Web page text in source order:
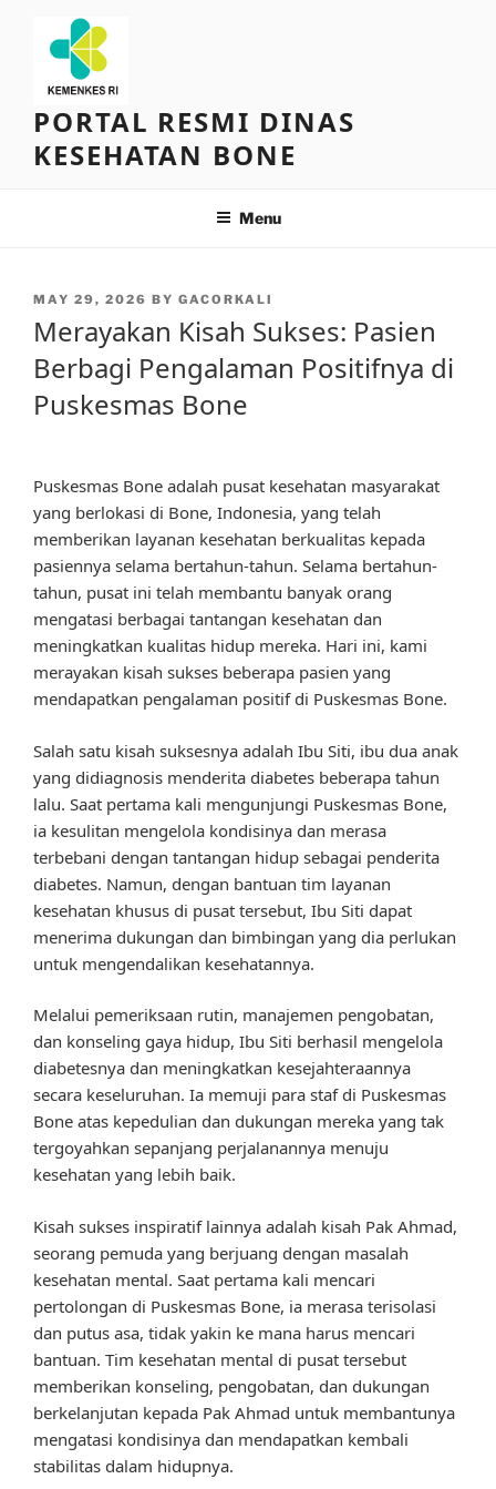
content
PORTAL RESMI DINAS
KESEHATAN BONE
Menu
POSTED
MAY 29, 2026 BY GACORKALI
Merayakan Kisah Sukses: Pasien
Berbagi Pengalaman Positifnya di
Puskesmas Bone
Puskesmas Bone adalah pusat kesehatan masyarakat
yang berlokasi di Bone, Indonesia, yang telah
memberikan layanan kesehatan berkualitas kepada
pasiennya selama bertahun-tahun. Selama bertahun-
tahun, pusat ini telah membantu banyak orang
mengatasi berbagai tantangan kesehatan dan
meningkatkan kualitas hidup mereka. Hari ini, kami
merayakan kisah sukses beberapa pasien yang
mendapatkan pengalaman positif di Puskesmas Bone.
Salah satu kisah suksesnya adalah Ibu Siti, ibu dua anak
yang didiagnosis menderita diabetes beberapa tahun
lalu. Saat pertama kali mengunjungi Puskesmas Bone,
ia kesulitan mengelola kondisinya dan merasa
terbebani dengan tantangan hidup sebagai penderita
diabetes. Namun, dengan bantuan tim layanan
kesehatan khusus di pusat tersebut, Ibu Siti dapat
menerima dukungan dan bimbingan yang dia perlukan
untuk mengendalikan kesehatannya.
Melalui pemeriksaan rutin, manajemen pengobatan,
dan konseling gaya hidup, Ibu Siti berhasil mengelola
diabetesnya dan meningkatkan kesejahteraannya
secara keseluruhan. Ia memuji para staf di Puskesmas
Bone atas kepedulian dan dukungan mereka yang tak
tergoyahkan sepanjang perjalanannya menuju
kesehatan yang lebih baik.
Kisah sukses inspiratif lainnya adalah kisah Pak Ahmad,
seorang pemuda yang berjuang dengan masalah
kesehatan mental. Saat pertama kali mencari
pertolongan di Puskesmas Bone, ia merasa terisolasi
dan putus asa, tidak yakin ke mana harus mencari
bantuan. Tim kesehatan mental di pusat tersebut
memberikan konseling, pengobatan, dan dukungan
berkelanjutan kepada Pak Ahmad untuk membantunya
mengatasi kondisinya dan mendapatkan kembali
stabilitas dalam hidupnya.